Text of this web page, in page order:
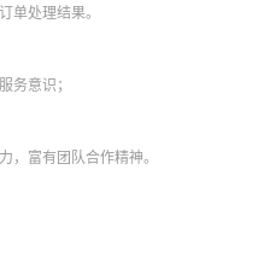
单处理结果。
务意识；
，富有团队合作精神。